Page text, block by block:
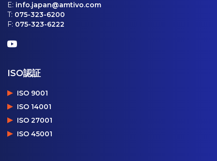
E: info.japan@amtivo.com
T: 075-323-6200
F: 075-323-6222
ISO認証
ISO 9001
ISO 14001
ISO 27001
ISO 45001